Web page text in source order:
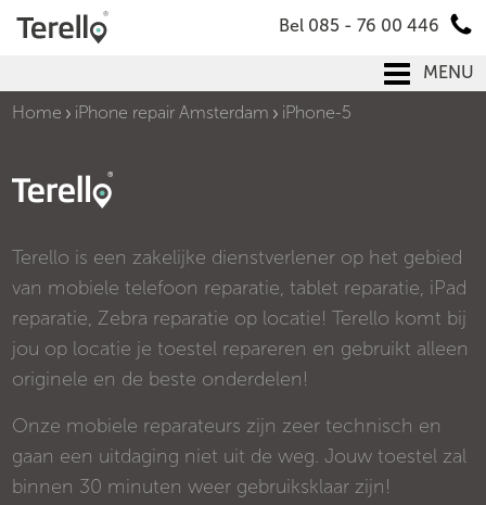
Bel 085 - 76 00 446
MENU
Home
iPhone repair Amsterdam iPhone-5
Terello is een zakelijke dienstverlener op het gebied
van mobiele telefoon reparatie, tablet reparatie, iPad
reparatie, Zebra reparatie op locatie! Terello komt bij
jou op locatie je toestel repareren en gebruikt alleen
originele en de beste onderdelen!
Onze mobiele reparateurs zijn zeer technisch en
gaan een uitdaging niet uit de weg. Jouw toestel zal
binnen 30 minuten weer gebruiksklaar zijn!